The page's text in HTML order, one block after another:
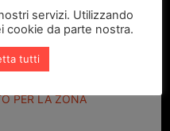
2 settimane fa
PER LA ZONA
servizi. Utilizzando
cookie da parte nostra.
tutti